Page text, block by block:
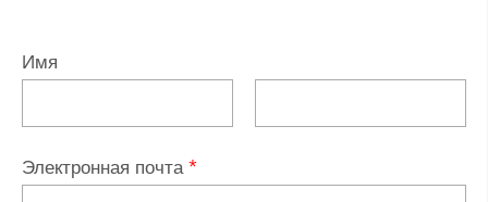
Имя
Электронная почта *